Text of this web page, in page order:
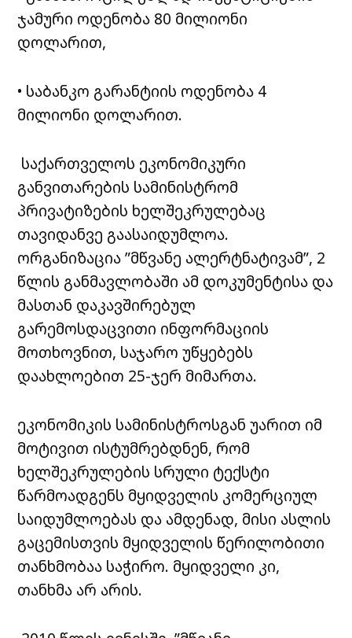
ჯამური ოდენობა 80 მილიონი
დოლარით,
• საბანკო გარანტიის ოდენობა 4
მილიონი დოლარით.
საქართველოს ეკონომიკური
განვითარების სამინისტრომ
პრივატიზების ხელშეკრულებაც
თავიდანვე გაასაიდუმლოა.
ორგანიზაცია ”მწვანე ალერტნატივამ”, 2
წლის განმავლობაში ამ დოკუმენტისა და
მასთან დაკავშირებულ
გარემოსდაცვითი ინფორმაციის
მოთხოვნით, საჯარო უწყებებს
დაახლოებით 25-ჯერ მიმართა.
ეკონომიკის სამინისტროსგან უარით იმ
მოტივით ისტუმრებდნენ, რომ
ხელშეკრულების სრული ტექსტი
წარმოადგენს მყიდველის კომერციულ
საიდუმლოებას და ამდენად, მისი ასლის
გაცემისთვის მყიდველის წერილობითი
თანხმობაა საჭირო. მყიდველი კი,
თანხმა არ არის.